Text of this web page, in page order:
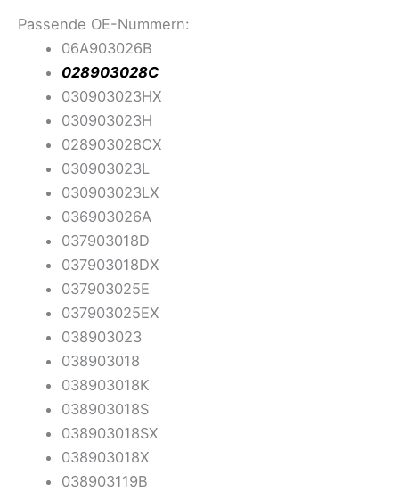
Passende OE-Nummern:
06A903026B
028903028C
030903023HX
030903023H
028903028CX
030903023L
030903023LX
036903026A
037903018D
037903018DX
037903025E
037903025EX
038903023
038903018
038903018K
038903018S
038903018SX
038903018X
038903119B